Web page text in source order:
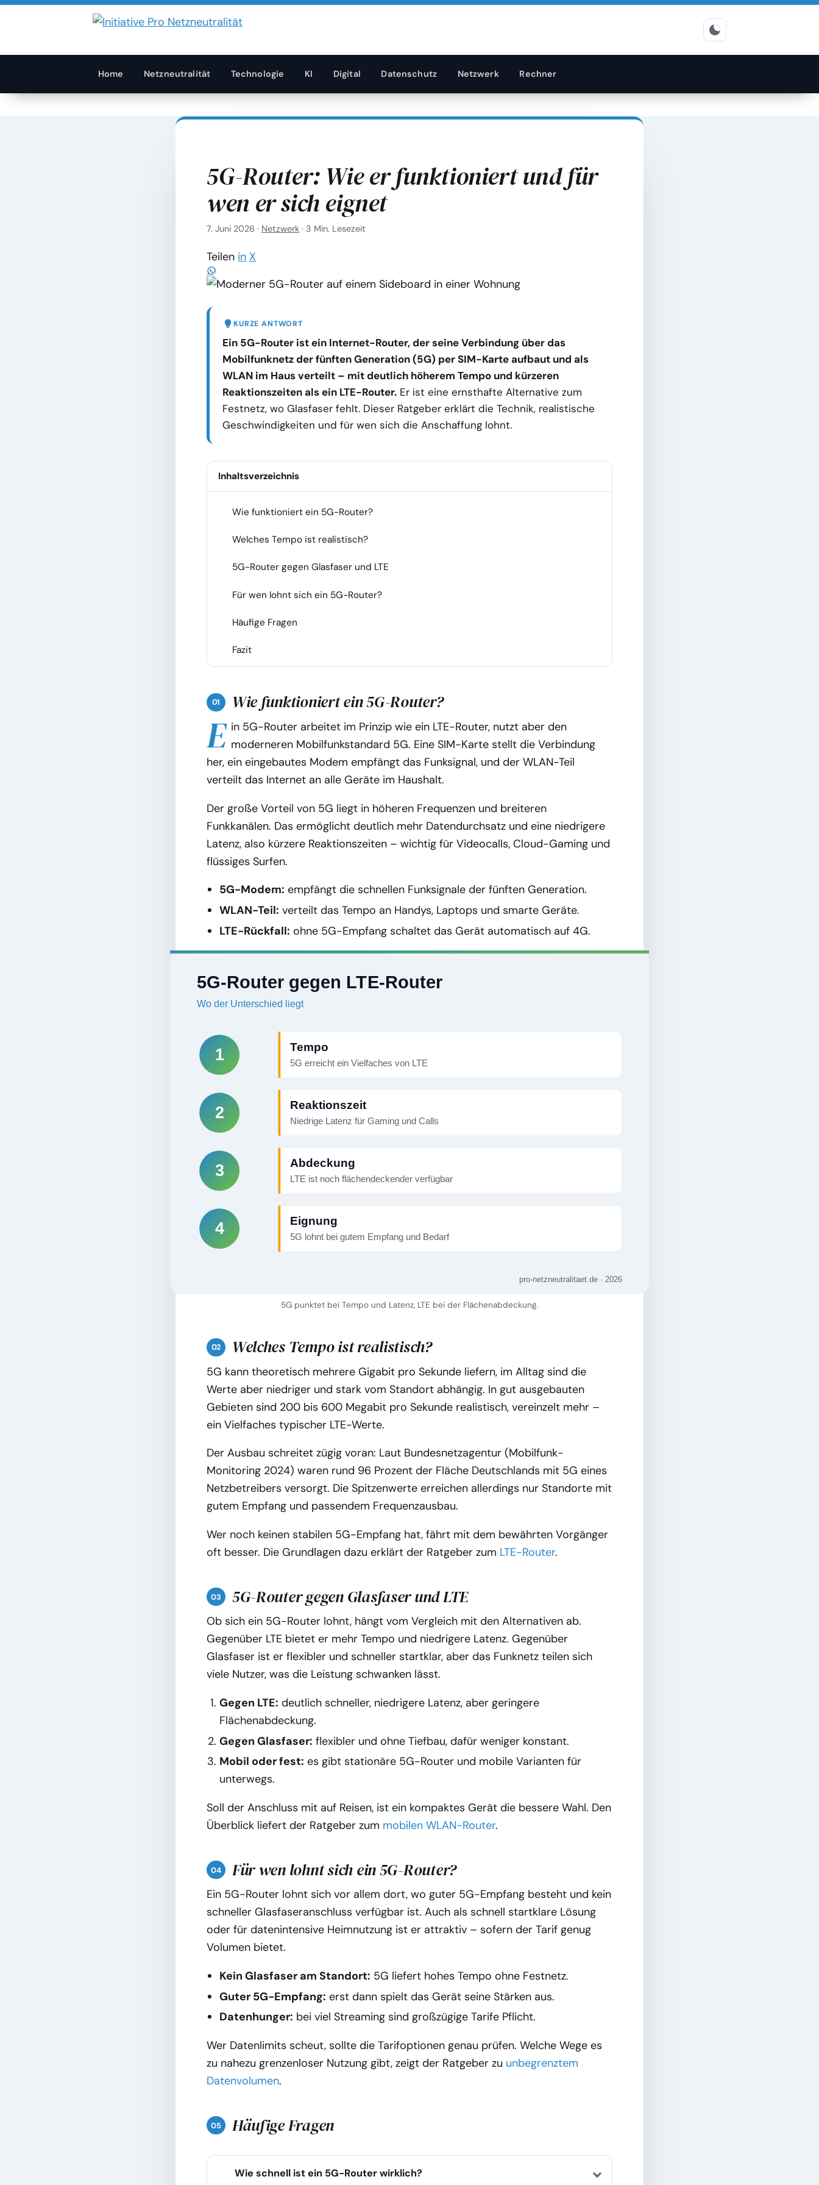
Home Netzneutralität Technologie KI Digital Datenschutz Netzwerk Rechner
5G-Router: Wie er funktioniert und für
wen er sich eignet
7. Juni 2026 · Netzwerk ·3 Min. Lesezeit
Teilen in X
KURZE ANTWORT
Ein 5G-Router ist ein Internet-Router, der seine Verbindung über das
Mobilfunknetz der fünften Generation (5G) per SIM-Karte aufbaut und als
WLAN im Haus verteilt – mit deutlich höherem Tempo und kürzeren
Reaktionszeiten als ein LTE-Router.Er ist eine ernsthafte Alternative zum
Festnetz, wo Glasfaser fehlt. Dieser Ratgeber erklärt die Technik, realistische
Geschwindigkeiten und für wen sich die Anschaffung lohnt.
Inhaltsverzeichnis
Wie funktioniert ein 5G-Router?
Welches Tempo ist realistisch?
5G-Router gegen Glasfaser und LTE
Für wen lohnt sich ein 5G-Router?
Häufige Fragen
Fazit
Wie funktioniert ein 5G-Router?
E in 5G-Router arbeitet im Prinzip wie ein LTE-Router, nutzt aber den
moderneren Mobilfunkstandard 5G. Eine SIM-Karte stellt die Verbindung
her, ein eingebautes Modem empfängt das Funksignal, und der WLAN-Teil
verteilt das Internet an alle Geräte im Haushalt.
Der große Vorteil von 5G liegt in höheren Frequenzen und breiteren
Funkkanälen. Das ermöglicht deutlich mehr Datendurchsatz und eine niedrigere
Latenz, also kürzere Reaktionszeiten – wichtig für Videocalls, Cloud-Gaming und
flüssiges Surfen.
5G-Modem: empfängt die schnellen Funksignale der fünften Generation.
WLAN-Teil: verteilt das Tempo an Handys, Laptops und smarte Geräte.
LTE-Rückfall: ohne 5G-Empfang schaltet das Gerät automatisch auf 4G.
5G-Router gegen LTE-Router
Wo der Unterschied liegt
1 Tempo
5G erreicht ein Vielfaches von LTE
2 Reaktionszeit
Niedrige Latenz für Gaming und Calls
3 Abdeckung
LTE ist noch flächendeckender verfügbar
4 Eignung
5G lohnt bei gutem Empfang und Bedarf
pro-netzneutralitaet.de · 2026
5G punktet bei Tempo und Latenz, LTE bei der Flächenabdeckung.
Welches Tempo ist realistisch?
5G kann theoretisch mehrere Gigabit pro Sekunde liefern, im Alltag sind die
Werte aber niedriger und stark vom Standort abhängig. In gut ausgebauten
Gebieten sind 200 bis 600 Megabit pro Sekunde realistisch, vereinzelt mehr –
ein Vielfaches typischer LTE-Werte.
Der Ausbau schreitet zügig voran: Laut Bundesnetzagentur (Mobilfunk-
Monitoring 2024) waren rund 96 Prozent der Fläche Deutschlands mit 5G eines
Netzbetreibers versorgt. Die Spitzenwerte erreichen allerdings nur Standorte mit
gutem Empfang und passendem Frequenzausbau.
Wer noch keinen stabilen 5G-Empfang hat, fährt mit dem bewährten Vorgänger
oft besser. Die Grundlagen dazu erklärt der Ratgeber zum LTE-Router.
5G-Router gegen Glasfaser und LTE
Ob sich ein 5G-Router lohnt, hängt vom Vergleich mit den Alternativen ab.
Gegenüber LTE bietet er mehr Tempo und niedrigere Latenz. Gegenüber
Glasfaser ist er flexibler und schneller startklar, aber das Funknetz teilen sich
viele Nutzer, was die Leistung schwanken lässt.
Gegen LTE: deutlich schneller, niedrigere Latenz, aber geringere
Flächenabdeckung.
Gegen Glasfaser: flexibler und ohne Tiefbau, dafür weniger konstant.
Mobil oder fest: es gibt stationäre 5G-Router und mobile Varianten für
unterwegs.
Soll der Anschluss mit auf Reisen, ist ein kompaktes Gerät die bessere Wahl. Den
Überblick liefert der Ratgeber zum mobilen WLAN-Router.
Für wen lohnt sich ein 5G-Router?
Ein 5G-Router lohnt sich vor allem dort, wo guter 5G-Empfang besteht und kein
schneller Glasfaseranschluss verfügbar ist. Auch als schnell startklare Lösung
oder für datenintensive Heimnutzung ist er attraktiv – sofern der Tarif genug
Volumen bietet.
Kein Glasfaser am Standort: 5G liefert hohes Tempo ohne Festnetz.
Guter 5G-Empfang: erst dann spielt das Gerät seine Stärken aus.
Datenhunger: bei viel Streaming sind großzügige Tarife Pflicht.
Wer Datenlimits scheut, sollte die Tarifoptionen genau prüfen. Welche Wege es
zu nahezu grenzenloser Nutzung gibt, zeigt der Ratgeber zu unbegrenztem
Datenvolumen.
Häufige Fragen
Wie schnell ist ein 5G-Router wirklich?